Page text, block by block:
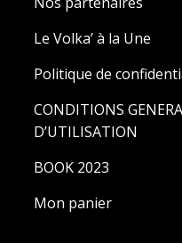
Le Volka’ à la Une
Politique de
CONDITIONS
D’UTILISATION
BOOK 2023
Mon panier